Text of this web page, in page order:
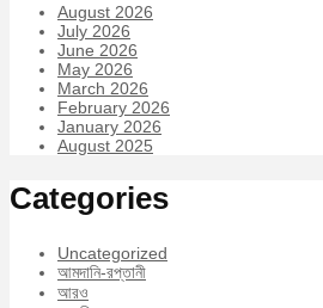
August 2026
July 2026
June 2026
May 2026
March 2026
February 2026
January 2026
August 2025
Categories
Uncategorized
আমদানি-রপ্তানী
আরও